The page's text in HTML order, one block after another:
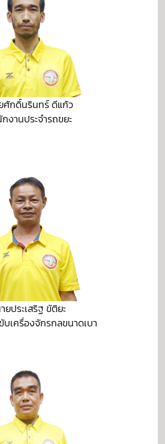
ศักดิ์นรินทร์ ดีแก้ว
งานประจำรถขยะ
ยประเสริฐ ขัติยะ
เครื่องจักรกลขนาดเบา